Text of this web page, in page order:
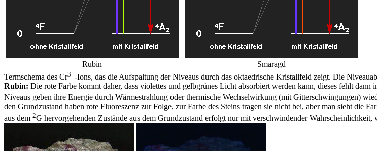
Rubin
Smaragd
Termschema des Cr3+-Ions, das die Aufspaltung der Niveaus durch das oktaedrische Kristallfeld zeigt. Die
Rubin: Die rote Farbe kommt daher, dass violettes und gelbgrünes Licht absorbiert werden kann, dieses fehlt
Niveaus geben ihre Energie durch Wärmestrahlung oder thermische Wechselwirkung (mit Gitterschwingungen)
den Grundzustand haben rote Fluoreszenz zur Folge, zur Farbe des Steins tragen sie nicht bei, aber man sieht
aus dem 2G hervorgehenden Zustände aus dem Grundzustand erfolgt nur mit verschwindender